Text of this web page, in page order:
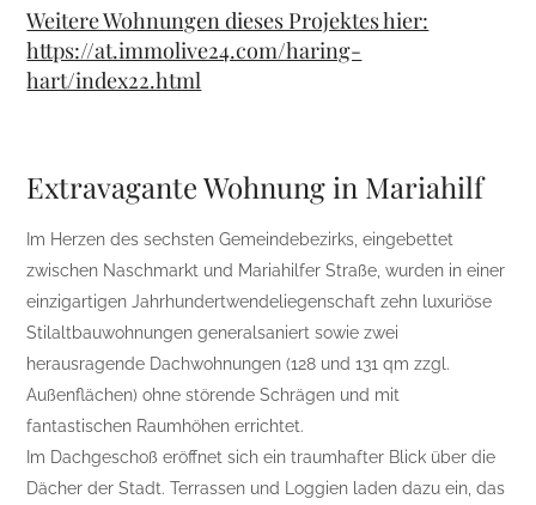
Weitere Wohnungen dieses Projektes hier:
https://at.immolive24.com/haring-
hart/index22.html
Extravagante Wohnung in Mariahilf
Im Herzen des sechsten Gemeindebezirks, eingebettet
zwischen Naschmarkt und Mariahilfer Straße, wurden in einer
einzigartigen Jahrhundertwendeliegenschaft zehn luxuriöse
Stilaltbauwohnungen generalsaniert sowie zwei
herausragende Dachwohnungen (128 und 131 qm zzgl.
Außenflächen) ohne störende Schrägen und mit
fantastischen Raumhöhen errichtet.
Im Dachgeschoß eröffnet sich ein traumhafter Blick über die
Dächer der Stadt. Terrassen und Loggien laden dazu ein, das